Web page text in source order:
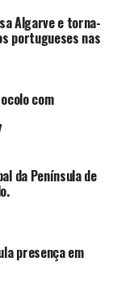
Algarve e torna-
portugueses nas
com
da Península de
presença em